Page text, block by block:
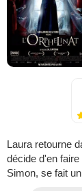
Laura retourne
décide d'en
Simon, se fait